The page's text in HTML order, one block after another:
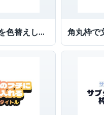
文字の一部を色替えしサブタイトルを角丸枠で囲んだ文字ロゴ